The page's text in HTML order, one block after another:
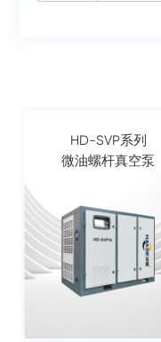
HD-SVP系列
微油螺杆真空泵